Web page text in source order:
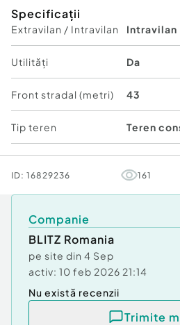
Zona in plina dezvoltare, cu
crestere a valorii.
Cod ofertă / ID BLITZ: P171051
Id intern: P171051
Specificații
Extravilan / Intravilan Intravilan
Utilități Da
Front stradal (metri) 43
Tip teren Teren
ID: 16829236 161
Companie
BLITZ Romania
pe site din 4 Sep
activ: 10 feb 2026 21:14
Nu există recenzii
Trimite